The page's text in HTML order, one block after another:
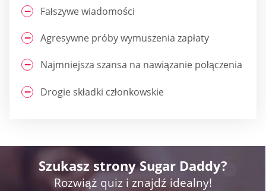
Fałszywe wiadomości
Agresywne próby wymuszenia zapłaty
Najmniejsza szansa na nawiązanie połączenia
Drogie składki członkowskie
Szukasz strony Sugar Daddy?
Rozwiąż quiz i znajdź idealny!